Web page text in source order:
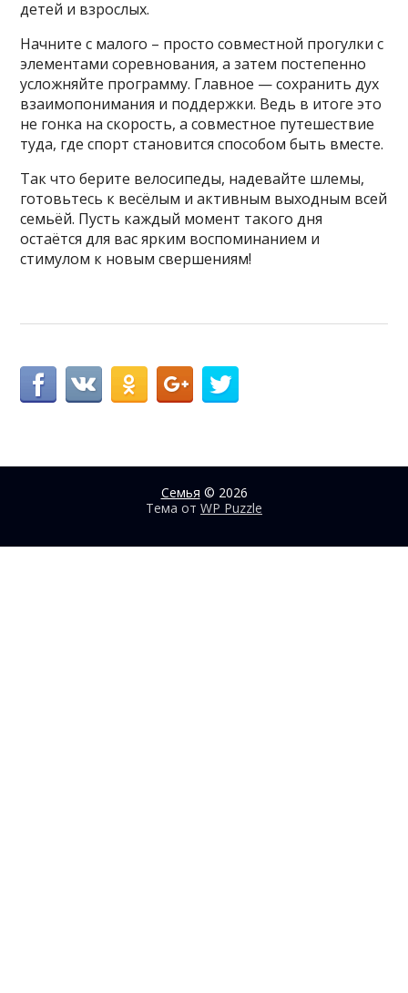
детей и взрослых.
Начните с малого – просто совместной прогулки с
элементами соревнования, а затем постепенно
усложняйте программу. Главное — сохранить дух
взаимопонимания и поддержки. Ведь в итоге это
не гонка на скорость, а совместное путешествие
туда, где спорт становится способом быть вместе.
Так что берите велосипеды, надевайте шлемы,
готовьтесь к весёлым и активным выходным всей
семьёй. Пусть каждый момент такого дня
остаётся для вас ярким воспоминанием и
стимулом к новым свершениям!
Семья © 2026
Тема от WP Puzzle